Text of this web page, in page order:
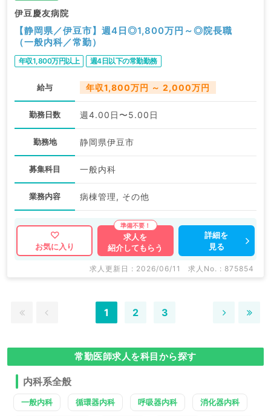
伊豆慶友病院
【静岡県／伊豆市】週4日◎1,800万円～◎院長職
（一般内科／常勤）
年収1,800万円以上 週4日以下の常勤勤務
給与 年収1,800万円 ～ 2,000万円
勤務日数 週4.00日〜5.00日
勤務地 静岡県伊豆市
募集科目 一般内科
業務内容 病棟管理, その他
お気に入り
求人を
紹介してもらう
詳細を
見る
求人更新日 : 2026/06/11 求人No. : 875854
1 2 3
常勤医師求人を科目から探す
内科系全般
一般内科 循環器内科 呼吸器内科 消化器内科